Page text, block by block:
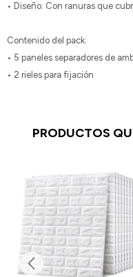
• Diseño: Con ranuras que
Contenido del pack:
• 5 paneles separadores de
• 2 rieles para fijación
PRODUCTOS